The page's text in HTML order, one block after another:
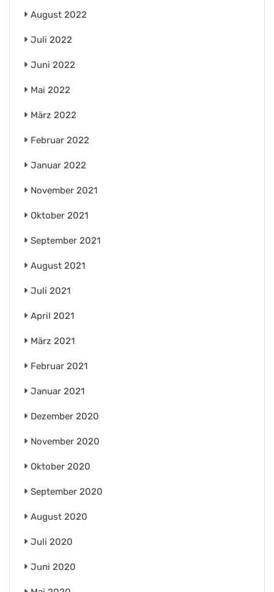
August 2022
Juli 2022
Juni 2022
Mai 2022
März 2022
Februar 2022
Januar 2022
November 2021
Oktober 2021
September 2021
August 2021
Juli 2021
April 2021
März 2021
Februar 2021
Januar 2021
Dezember 2020
November 2020
Oktober 2020
September 2020
August 2020
Juli 2020
Juni 2020